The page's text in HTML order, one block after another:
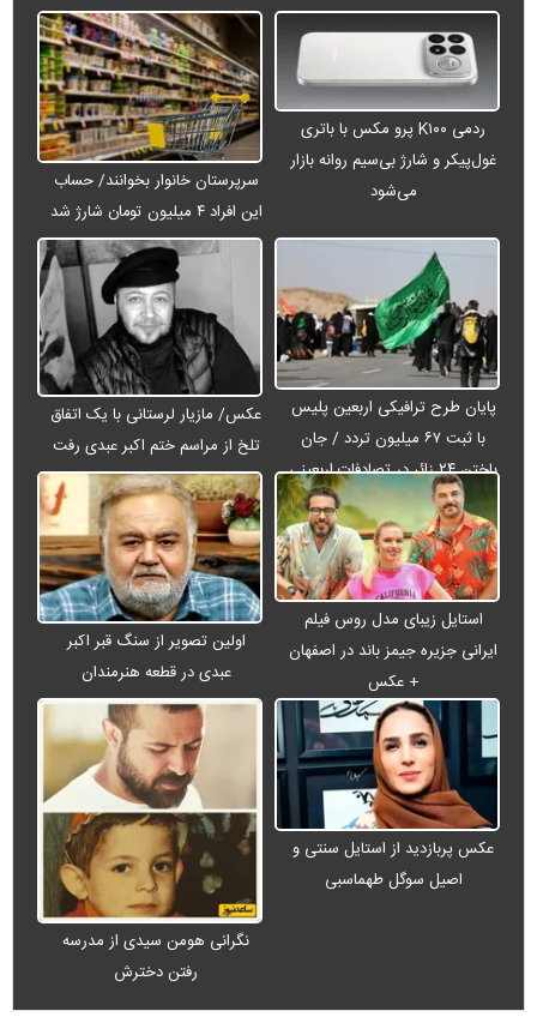
ردمی K۱۰۰ پرو مکس با باتری
غول‌پیکر و شارژ بی‌سیم روانه بازار
می‌شود
سرپرستان خانوار بخوانند/ حساب
این افراد ۴ میلیون تومان شارژ شد
پایان طرح ترافیکی اربعین پلیس
با ثبت ۶۷ میلیون تردد / جان
باختن ۲۴ زائر در تصادفات اربعینی
عکس/ مازیار لرستانی با یک اتفاق
تلخ از مراسم ختم اکبر عبدی رفت
استایل زیبای مدل روس فیلم
ایرانی جزیره جیمز باند در اصفهان
+ عکس
اولین تصویر از سنگ قبر اکبر
عبدی در قطعه هنرمندان
عکس پربازدید از استایل سنتی و
اصیل سوگل طهماسبی
نگرانی هومن سیدی از مدرسه
رفتن دخترش